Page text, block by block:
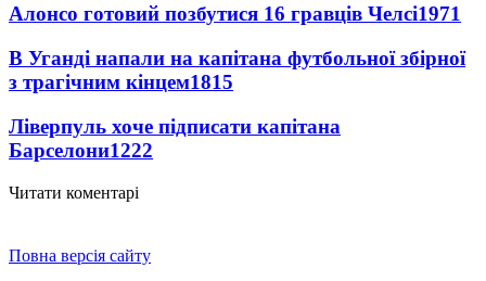
Алонсо готовий позбутися 16 гравців Челсі1971
В Уганді напали на капітана футбольної збірної
з трагічним кінцем1815
Ліверпуль хоче підписати капітана
Барселони1222
Читати коментарі
Повна версія сайту